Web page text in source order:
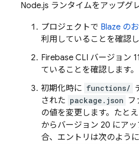
Node.js ランタイムをアップグ
プロジェクトで Blaze の
利用していることを確認し
Firebase CLI バージョン
ていることを確認します。
初期化時に functions/
された package.json フ
の値を変更します。たと
からバージョン 20 にア
合、エントリは次のよう